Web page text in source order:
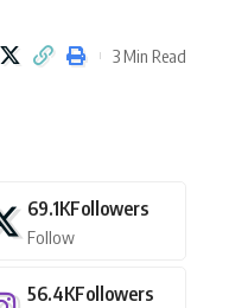
3 Min Read
69.1KFollowers
Follow
56.4KFollowers